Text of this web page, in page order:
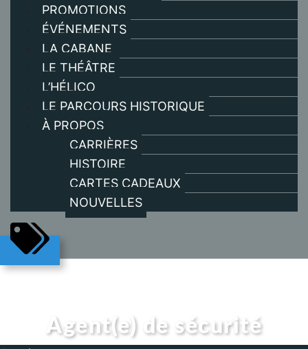
PROMOTIONS
ÉVÉNEMENTS
LA CABANE
LE THÉÂTRE
L’HÉLICO
LE PARCOURS HISTORIQUE
À PROPOS
CARRIÈRES
HISTOIRE
CARTES CADEAUX
NOUVELLES
Agent(e) de sécurité